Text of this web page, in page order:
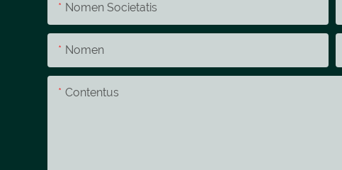
Nomen Societatis
Nomen
Contentus